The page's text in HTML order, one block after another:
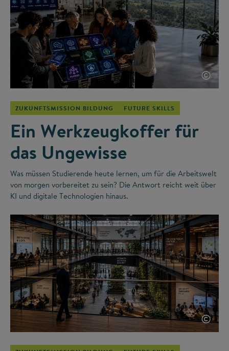
©
ZUKUNFTSMISSION BILDUNG FUTURE SKILLS
Ein Werkzeugkoffer für
das Ungewisse
Was müssen Studierende heute lernen, um für die Arbeitswelt
von morgen vorbereitet zu sein? Die Antwort reicht weit über
KI und digitale Technologien hinaus.
©